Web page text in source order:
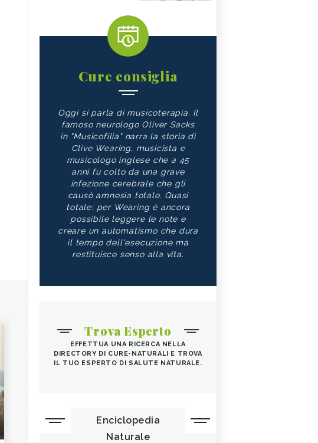
Cure consiglia
Oggi si parla di musicoterapia. Il
famoso neurologo Oliver Sacks
in "Musicofilia" narra la storia di
Clive Wearing, musicista e
musicologo inglese che a 45
anni fu colto da una grave
infezione cerebrale che gli
causò amnesia totale. Quasi
totale: per Wearing è ancora
possibile leggere le note e
creare un automatismo che dura
il tempo dell'esecuzione ma
restituisce senso alla vita.
Trova Esperto
EFFETTUA UNA RICERCA NELLA
DIRECTORY DI CURE-NATURALI E TROVA
IL TUO ESPERTO DI SALUTE NATURALE.
Enciclopedia
Naturale